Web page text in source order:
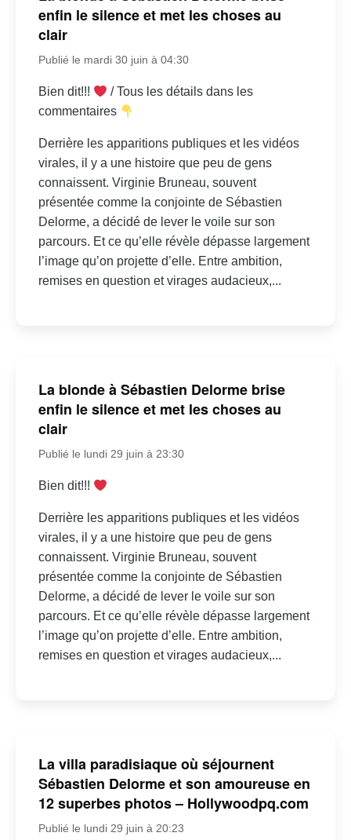
enfin le silence et met les choses au
clair
Publié le mardi 30 juin à 04:30
Bien dit!!!
/ Tous les détails dans les
commentaires
Derrière les apparitions publiques et les vidéos
virales, il y a une histoire que peu de gens
connaissent. Virginie Bruneau, souvent
présentée comme la conjointe de Sébastien
Delorme, a décidé de lever le voile sur son
parcours. Et ce qu’elle révèle dépasse largement
l’image qu’on projette d’elle. Entre ambition,
remises en question et virages audacieux,...
La blonde à Sébastien Delorme brise
enfin le silence et met les choses au
clair
Publié le lundi 29 juin à 23:30
Bien dit!!!
Derrière les apparitions publiques et les vidéos
virales, il y a une histoire que peu de gens
connaissent. Virginie Bruneau, souvent
présentée comme la conjointe de Sébastien
Delorme, a décidé de lever le voile sur son
parcours. Et ce qu’elle révèle dépasse largement
l’image qu’on projette d’elle. Entre ambition,
remises en question et virages audacieux,...
La villa paradisiaque où séjournent
Sébastien Delorme et son amoureuse en
12 superbes photos – Hollywoodpq.com
Publié le lundi 29 juin à 20:23